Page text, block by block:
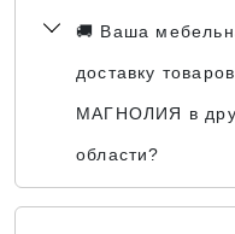
🚚 Ваша
доставку
МАГНОЛИЯ в
области?